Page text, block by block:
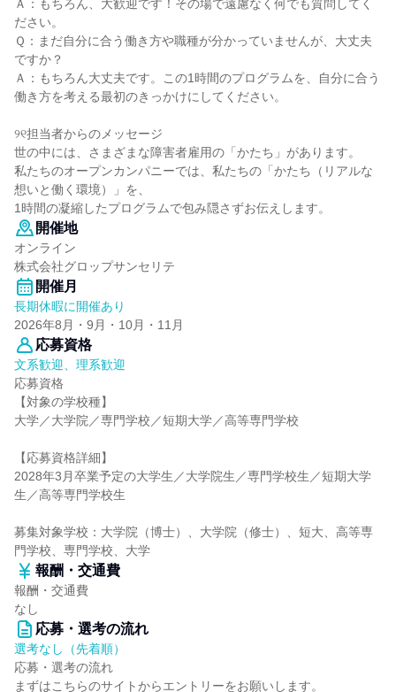
Ａ：もちろん、大歓迎です！その場で遠慮なく何でも質問してく
ださい。
Ｑ：まだ自分に合う働き方や職種が分かっていませんが、大丈夫
ですか？
Ａ：もちろん大丈夫です。この1時間のプログラムを、自分に合う
働き方を考える最初のきっかけにしてください。
୨୧担当者からのメッセージ
世の中には、さまざまな障害者雇用の「かたち」があります。
私たちのオープンカンパニーでは、私たちの「かたち（リアルな
想いと働く環境）」を、
1時間の凝縮したプログラムで包み隠さずお伝えします。
開催地
オンライン
株式会社グロップサンセリテ
開催月
長期休暇に開催あり
2026年8月・9月・10月・11月
応募資格
文系歓迎、理系歓迎
応募資格
【対象の学校種】
大学／大学院／専門学校／短期大学／高等専門学校
【応募資格詳細】
2028年3月卒業予定の大学生／大学院生／専門学校生／短期大学
生／高等専門学校生
募集対象学校：大学院（博士）、大学院（修士）、短大、高等専
門学校、専門学校、大学
報酬・交通費
報酬・交通費
なし
応募・選考の流れ
選考なし（先着順）
応募・選考の流れ
まずはこちらのサイトからエントリーをお願いします。